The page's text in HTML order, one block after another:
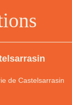
de Castelsarrasin